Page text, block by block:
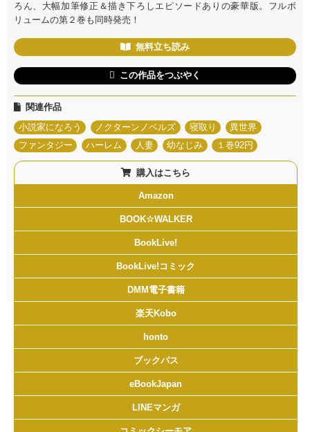
ろん、大幅加筆修正＆描き下ろしエピソードありの豪華版。フルボ
リュームの第２巻も同時発売！
無料立ち読み
この作品をつぶやく
関連作品
小説家になろう
ノクターンノベルズ 寝取り
異世界
ファンタジー
ハーレム 人妻 幼なじみ １巻92円
購入はこちら
Amazon
BOOK☆WALKER
BookLive!
BookLive!コミック
DMM電子書籍
楽天Kobo
honto
ブックパス
eBookJapan
LINEマンガ